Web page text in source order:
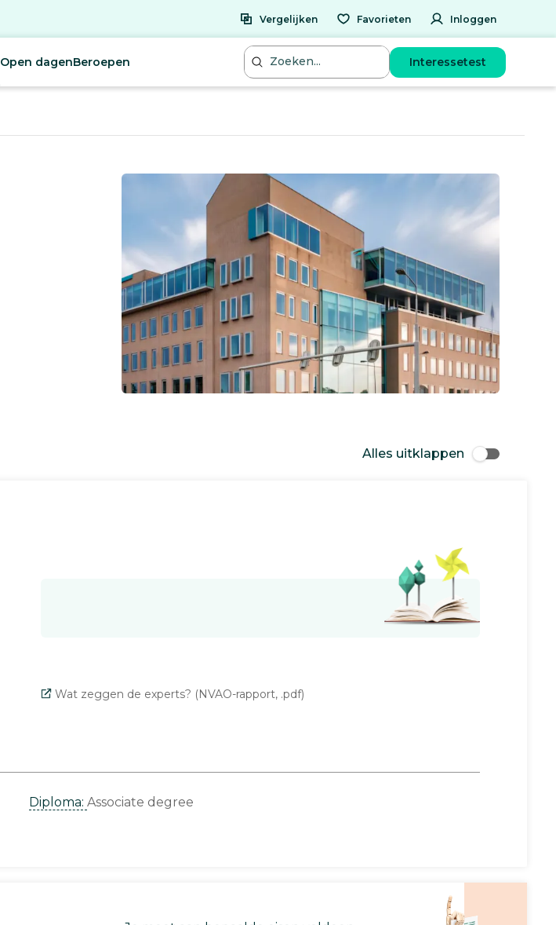
Vergelijken Favorieten Inloggen
Open dagenBeroepen Interessetest
Alles uitklappen
Wat zeggen de experts? (NVAO-rapport, .pdf)
Diploma: Associate degree